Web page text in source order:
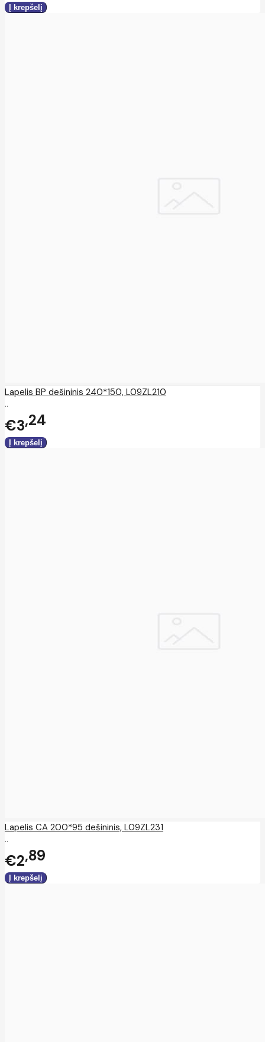
Lapelis BP dešininis 240*150, L09ZL210
..
€3 24
Lapelis CA 200*95 dešininis, L09ZL231
..
€2 89